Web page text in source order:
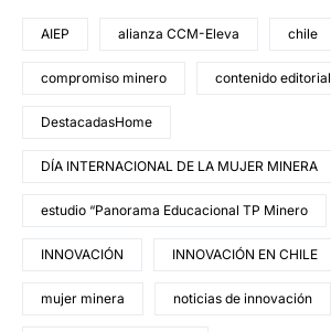
AIEP alianza CCM-Eleva chile
compromiso minero contenido editorial
DestacadasHome
DÍA INTERNACIONAL DE LA MUJER MINERA
estudio “Panorama Educacional TP Minero
INNOVACIÓN INNOVACIÓN EN CHILE
mujer minera noticias de innovación